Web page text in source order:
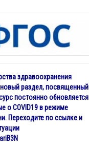
здравоохранения
раздел, посвященный
постоянно обновляется
о COVID19 в режиме
Переходите по ссылке и